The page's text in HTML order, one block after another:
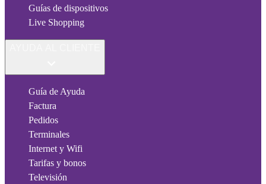
Guías de dispositivos
Live Shopping
Guía de Ayuda
Factura
Pedidos
Terminales
Internet y Wifi
Tarifas y bonos
Televisión